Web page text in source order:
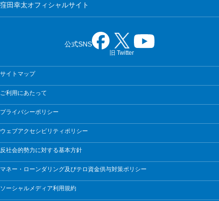
窪田幸太オフィシャルサイト
公式SNS
旧 Twitter
サイトマップ
ご利用にあたって
プライバシーポリシー
ウェブアクセシビリティポリシー
反社会的勢力に対する基本方針
マネー・ローンダリング及びテロ資金供与対策ポリシー
ソーシャルメディア利用規約